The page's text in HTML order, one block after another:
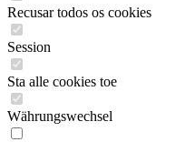
Recusar todos os cookies
Session
Sta alle cookies toe
Währungswechsel